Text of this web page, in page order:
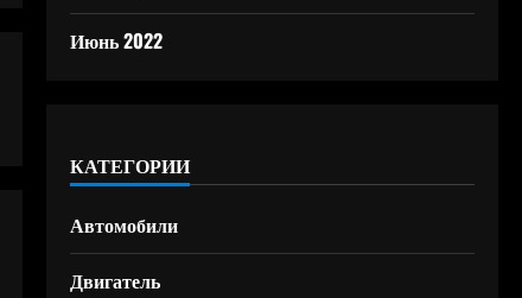
Июнь 2022
КАТЕГОРИИ
Автомобили
Двигатель